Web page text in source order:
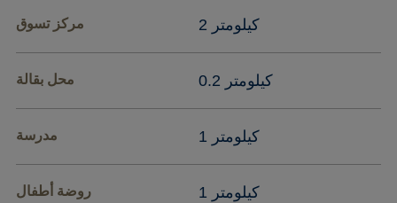
مركز تسوق 2 كيلومتر
محل بقالة 0.2 كيلومتر
مدرسة 1 كيلومتر
روضة أطفال 1 كيلومتر